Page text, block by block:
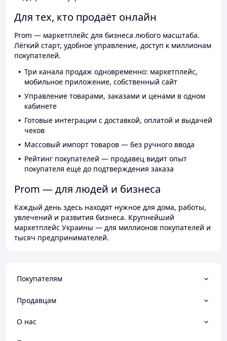
Для тех, кто продаёт онлайн
Prom — маркетплейс для бизнеса любого масштаба.
Лёгкий старт, удобное управление, доступ к миллионам
покупателей.
Три канала продаж одновременно: маркетплейс,
мобильное приложение, собственный сайт
Управление товарами, заказами и ценами в одном
кабинете
Готовые интеграции с доставкой, оплатой и выдачей
чеков
Массовый импорт товаров — без ручного ввода
Рейтинг покупателей — продавец видит опыт
покупателя ещё до подтверждения заказа
Prom — для людей и бизнеса
Каждый день здесь находят нужное для дома, работы,
увлечений и развития бизнеса. Крупнейший
маркетплейс Украины — для миллионов покупателей и
тысяч предпринимателей.
Покупателям
Продавцам
О нас